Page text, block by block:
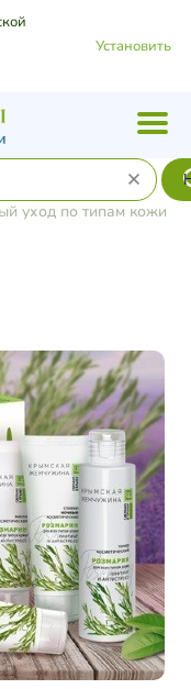
Установить
уход по типам кожи